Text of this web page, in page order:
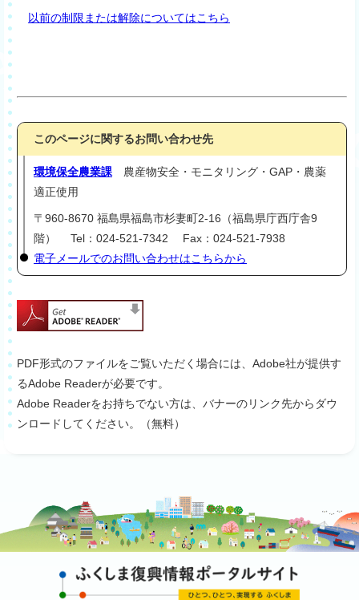
以前の制限または解除についてはこちら
このページに関するお問い合わせ先
環境保全農業課 農産物安全・モニタリング・GAP・農薬
適正使用
〒960-8670 福島県福島市杉妻町2-16（福島県庁西庁舎9
階） Tel：024-521-7342 Fax：024-521-7938
電子メールでのお問い合わせはこちらから
PDF形式のファイルをご覧いただく場合には、Adobe社が提供す
るAdobe Readerが必要です。
Adobe Readerをお持ちでない方は、バナーのリンク先からダウ
ンロードしてください。（無料）